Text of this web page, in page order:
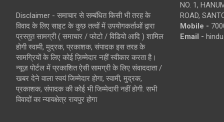
Disclaimer - समाचार से सम्बंधित किसी भी तरह के
विवाद के लिए साइट के कुछ तत्वों में उपयोगकर्ताओं द्वारा
प्रस्तुत सामग्री ( समाचार / फोटो / विडियो आदि ) शामिल
होगी स्वामी, मुद्रक, प्रकाशक, संपादक इस तरह के
सामग्रियों के लिए कोई ज़िम्मेदार नहीं स्वीकार करता है।
न्यूज़ पोर्टल में प्रकाशित ऐसी सामग्री के लिए संवाददाता /
खबर देने वाला स्वयं जिम्मेदार होगा, स्वामी, मुद्रक,
प्रकाशक, संपादक की कोई भी जिम्मेदारी नहीं होगी. सभी
विवादों का न्यायक्षेत्र रायपुर होगा
NO. 1,
ROAD,
Mobile -
Email -